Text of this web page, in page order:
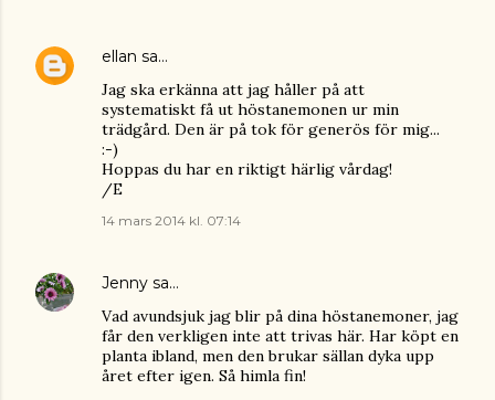
ellan sa…
Jag ska erkänna att jag håller på att
systematiskt få ut höstanemonen ur min
trädgård. Den är på tok för generös för mig...
:-)
Hoppas du har en riktigt härlig vårdag!
/E
14 mars 2014 kl. 07:14
Jenny sa…
Vad avundsjuk jag blir på dina höstanemoner, jag
får den verkligen inte att trivas här. Har köpt en
planta ibland, men den brukar sällan dyka upp
året efter igen. Så himla fin!